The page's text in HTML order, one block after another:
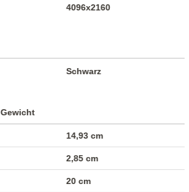
4096x2160
Schwarz
14,93 cm
2,85 cm
20 cm